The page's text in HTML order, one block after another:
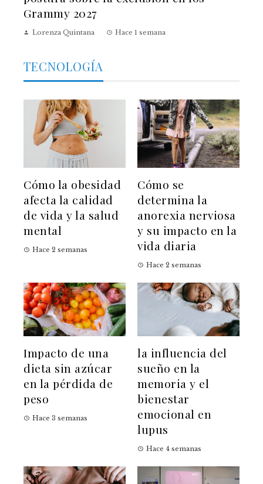
Grammy 2027
Lorenza Quintana Hace 1 semana
TECNOLOGÍA
Cómo la obesidad
afecta la calidad
de vida y la salud
mental
Hace 2 semanas
Cómo se
determina la
anorexia nerviosa
y su impacto en la
vida diaria
Hace 2 semanas
Impacto de una
dieta sin azúcar
en la pérdida de
peso
Hace 3 semanas
la influencia del
sueño en la
memoria y el
bienestar
emocional en
lupus
Hace 4 semanas